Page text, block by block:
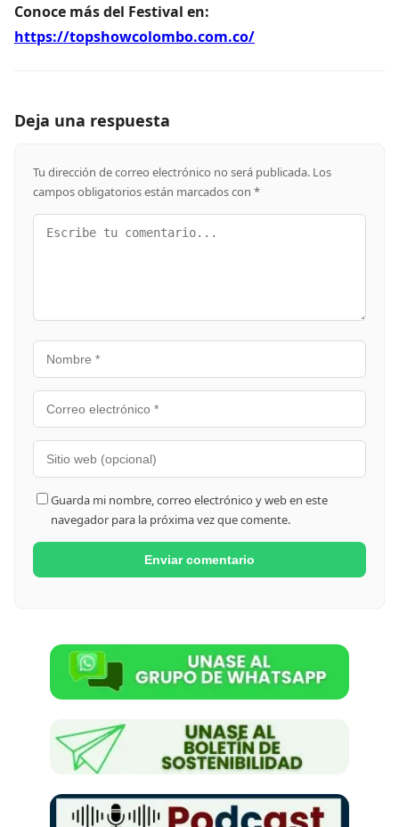
Conoce más del Festival en:
https://topshowcolombo.com.co/
Deja una respuesta
Tu dirección de correo electrónico no será publicada. Los
campos obligatorios están marcados con *
Guarda mi nombre, correo electrónico y web en este
navegador para la próxima vez que comente.